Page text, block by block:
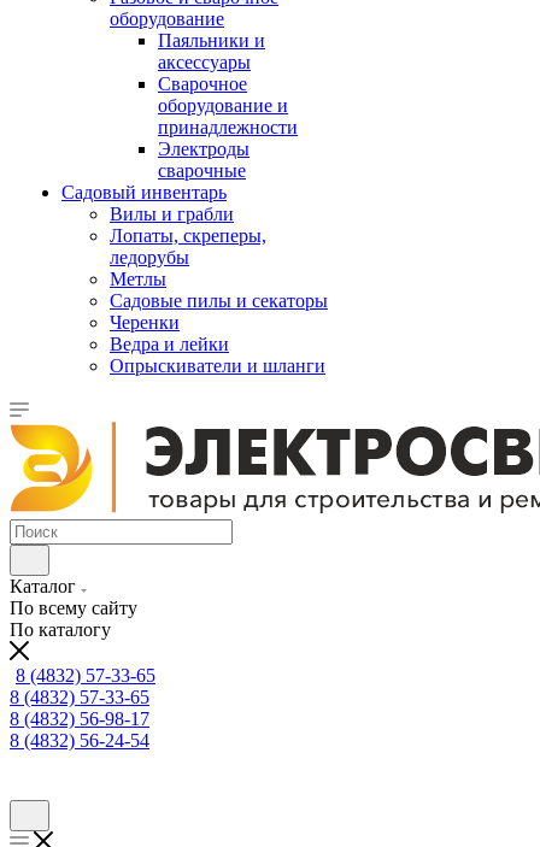
оборудование
Паяльники и
аксессуары
Сварочное
оборудование и
принадлежности
Электроды
сварочные
Садовый инвентарь
Вилы и грабли
Лопаты, скреперы,
ледорубы
Метлы
Садовые пилы и секаторы
Черенки
Ведра и лейки
Опрыскиватели и шланги
Каталог
По всему сайту
По каталогу
8 (4832) 57-33-65
8 (4832) 57-33-65
8 (4832) 56-98-17
8 (4832) 56-24-54